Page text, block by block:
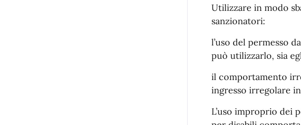
Utilizzare in modo
sanzionatori:
l’uso del permesso
può utilizzarlo, sia
il comportamento
ingresso irregolare
L’uso improprio dei